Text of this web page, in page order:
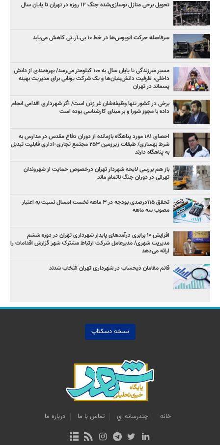
تحویل برخی منازل نوسازی‌شده جنگ ۱۲ روزه در تهران تا پایان سال
سرفاصله حرکت اتوبوس‌ها در خط ۱۰ بی‌.آر.تی کاهش می‌یابد
مسیر سرزندگی تا پایان سال به ۱۰۰ کیلومتر می‌رسد/ بهره‌مندی از دانش
داخلی، ظرفیت دانش‌بنیان‌ها و یک شرکت یونانی برای مدیریت بهینه
پسماند در تهران
برخی در کشور تنها وظیفه‌شان غر زدن است/ اگر شهرداری اقدامی انجام
داده با مجوز شورا و بر مبنای کارشناسی بوده است
احصای ۱۸۱ مورد پناهگاه بازمانده از دوران دفاع مقدس در مدارس به
شرط بهسازی/ طبقات زیرزمین ۲۵۳ مجتمع تجاری-اداری قابلیت تبدیل
به پناهگاه دارند
باز هم بررسی لایحه شهردار تهران درخصوص حمایت از شهروندان
تهرانی در دوران جنگ ناتمام ماند
تحقق ۱۱۵درصدی بودجه در ۳ ماهه نخست امسال نسبت به اعتبار
مصوب سه ماهه
افزایش ۱۰ برابری درآمدهای پایدار شهرداری تهران در دوره ششم
مدیریت شهری/ مدیرعامل شرکت ارتباط مشترک شهر گزارش اقدامات را
ارائه می‌دهد
قائم مقامان ذیحساب در شهرداری تهران انتخاب شدند
نسخه دسکتاپ
خانه چندرسانه اي تماس با ما درباره ما